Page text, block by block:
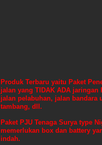
Produk Terbaru yaitu Paket
jalan yang TIDAK ADA
jalan pelabuhan, jalan bandara
tambang, dll.
Paket PJU Tenaga Surya type
memerlukan box dan battery
indah.